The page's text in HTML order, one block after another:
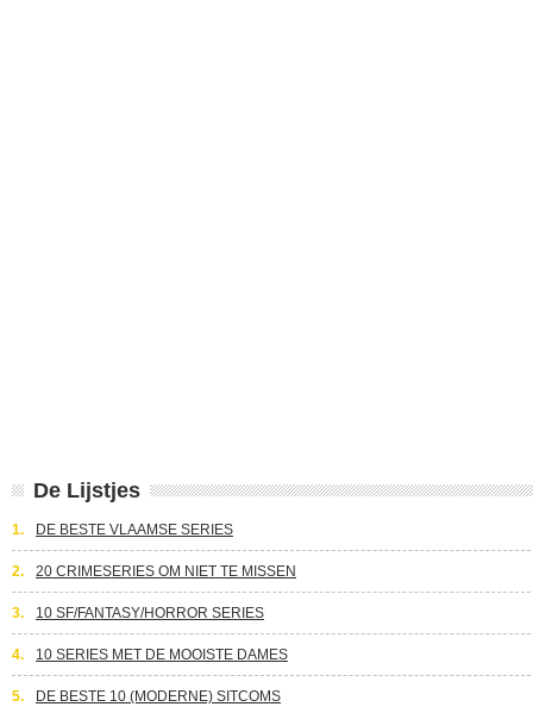
De Lijstjes
1. DE BESTE VLAAMSE SERIES
2. 20 CRIMESERIES OM NIET TE MISSEN
3. 10 SF/FANTASY/HORROR SERIES
4. 10 SERIES MET DE MOOISTE DAMES
5. DE BESTE 10 (MODERNE) SITCOMS